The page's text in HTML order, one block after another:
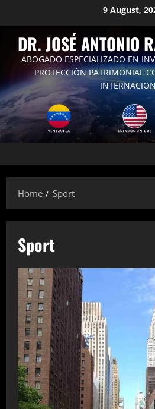
content
9 August,
DR. JOSÉ ANTONIO
ABOGADO ESPECIALIZADO EN
PROTECCIÓN PATRIMONIAL
Home Sport
Sport